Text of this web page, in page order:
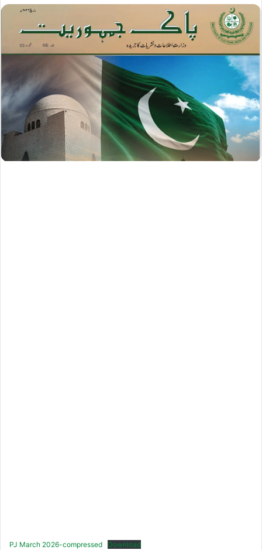
PJ March 2026-compressed Download